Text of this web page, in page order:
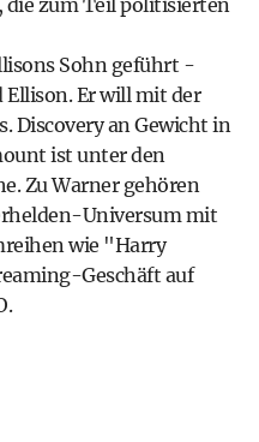
zum Teil politisierten
Sohn geführt -
Er will mit der
Discovery an Gewicht in
ist unter den
Zu Warner gehören
Universum mit
wie "Harry
Geschäft auf